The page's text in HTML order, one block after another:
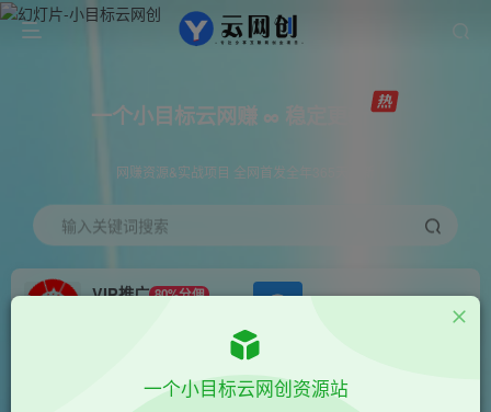
一个小目标云网赚 ∞ 稳定更新
网赚资源&实战项目 全网首发全年365天更新
输入关键词搜索
VIP推广 80%分佣
会员免费 正文
一个小目标云网创资源站